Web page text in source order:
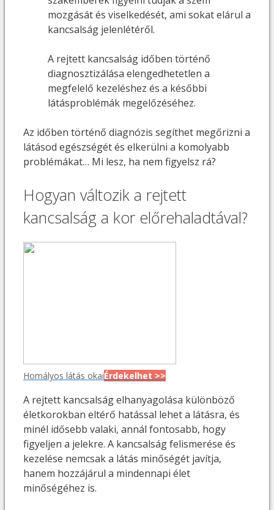
mozgását és viselkedését, ami sokat elárul a
kancsalság jelenlétéről.
A rejtett kancsalság időben történő
diagnosztizálása elengedhetetlen a
megfelelő kezeléshez és a későbbi
látásproblémák megelőzéséhez.
Az időben történő diagnózis segíthet megőrizni a
látásod egészségét és elkerülni a komolyabb
problémákat… Mi lesz, ha nem figyelsz rá?
Hogyan változik a rejtett
kancsalság a kor előrehaladtával?
Homályos látás okaiÉrdekelhet >>
A rejtett kancsalság elhanyagolása különböző
életkorokban eltérő hatással lehet a látásra, és
minél idősebb valaki, annál fontosabb, hogy
figyeljen a jelekre. A kancsalság felismerése és
kezelése nemcsak a látás minőségét javítja,
hanem hozzájárul a mindennapi élet
minőségéhez is.